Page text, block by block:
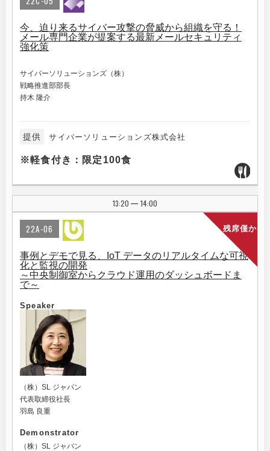
今、迫り来るサイバー攻撃の脅威から組織を守る！
メール専門企業が提案する最新メールセキュリティ
強化策
サイバーソリューションズ（株）
戦略推進部部長
持木 隆介
提供 サイバーソリューションズ株式会社
※軽食付き：限定100食
13:20 | 14:00
残席僅か
22A-06
事例とデモで見る、IoT データのリアルタイムな可視
化と監視の開発
～中央制御室からクラウド運用のダッシュボードま
で～
Speaker
（株）SL ジャパン
代表取締役社長
羽島 良重
Demonstrator
（株）SL ジャパン